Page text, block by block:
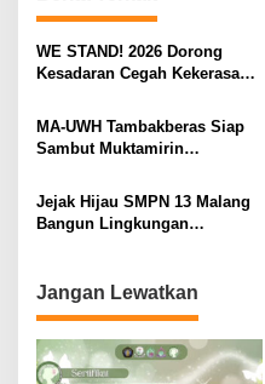
v
i
a
i
o
n
WE STAND! 2026 Dorong
Kesadaran Cegah Kekerasan
MA-UWH Tambakberas Siap
Sambut Muktamirin
Jejak Hijau SMPN 13 Malang
Bangun Lingkungan
Jangan Lewatkan